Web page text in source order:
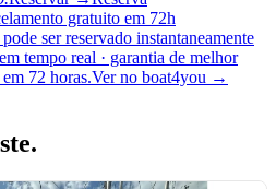
gratuito em 72h
ser reservado instantaneamente
tempo real · garantia de melhor
72 horas.Ver no boat4you →